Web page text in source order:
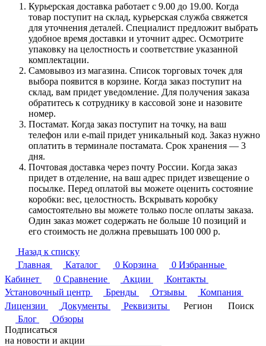
Курьерская доставка работает с 9.00 до 19.00. Когда
товар поступит на склад, курьерская служба свяжется
для уточнения деталей. Специалист предложит выбрать
удобное время доставки и уточнит адрес. Осмотрите
упаковку на целостность и соответствие указанной
комплектации.
Самовывоз из магазина. Список торговых точек для
выбора появится в корзине. Когда заказ поступит на
склад, вам придет уведомление. Для получения заказа
обратитесь к сотруднику в кассовой зоне и назовите
номер.
Постамат. Когда заказ поступит на точку, на ваш
телефон или e-mail придет уникальный код. Заказ нужно
оплатить в терминале постамата. Срок хранения — 3
дня.
Почтовая доставка через почту России. Когда заказ
придет в отделение, на ваш адрес придет извещение о
посылке. Перед оплатой вы можете оценить состояние
коробки: вес, целостность. Вскрывать коробку
самостоятельно вы можете только после оплаты заказа.
Один заказ может содержать не больше 10 позиций и
его стоимость не должна превышать 100 000 р.
Назад к списку
Главная
Каталог 0 Корзина 0 Избранные
Кабинет
0 Сравнение Акции
Контакты
Установочный центр
Бренды Отзывы
Компания
Лицензии
Документы Реквизиты Регион
Поиск
Блог
Обзоры
Подписаться
на новости и акции